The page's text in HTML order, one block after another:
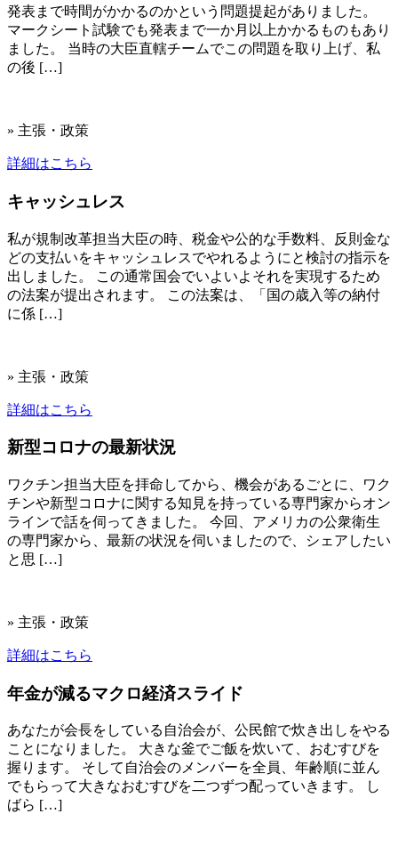
発表まで時間がかかるのかという問題提起がありました。
マークシート試験でも発表まで一か月以上かかるものもあり
ました。 当時の大臣直轄チームでこの問題を取り上げ、私
の後 […]
» 主張・政策
詳細はこちら
キャッシュレス
私が規制改革担当大臣の時、税金や公的な手数料、反則金な
どの支払いをキャッシュレスでやれるようにと検討の指示を
出しました。 この通常国会でいよいよそれを実現するため
の法案が提出されます。 この法案は、「国の歳入等の納付
に係 […]
» 主張・政策
詳細はこちら
新型コロナの最新状況
ワクチン担当大臣を拝命してから、機会があるごとに、ワク
チンや新型コロナに関する知見を持っている専門家からオン
ラインで話を伺ってきました。 今回、アメリカの公衆衛生
の専門家から、最新の状況を伺いましたので、シェアしたい
と思 […]
» 主張・政策
詳細はこちら
年金が減るマクロ経済スライド
あなたが会長をしている自治会が、公民館で炊き出しをやる
ことになりました。 大きな釜でご飯を炊いて、おむすびを
握ります。 そして自治会のメンバーを全員、年齢順に並ん
でもらって大きなおむすびを二つずつ配っていきます。 し
ばら […]